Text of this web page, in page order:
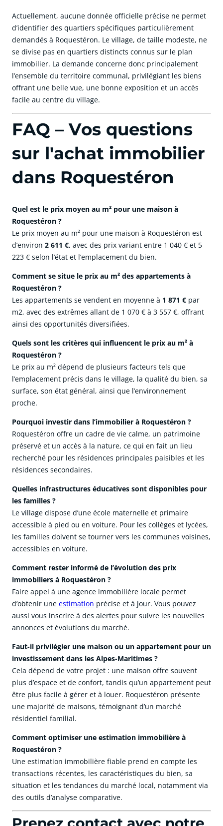
Actuellement, aucune donnée officielle précise ne permet
d’identifier des quartiers spécifiques particulièrement
demandés à Roquestéron. Le village, de taille modeste, ne
se divise pas en quartiers distincts connus sur le plan
immobilier. La demande concerne donc principalement
l’ensemble du territoire communal, privilégiant les biens
offrant une belle vue, une bonne exposition et un accès
facile au centre du village.
FAQ – Vos questions
sur l'achat immobilier
dans Roquestéron
Quel est le prix moyen au m² pour une maison à
Roquestéron ?
Le prix moyen au m² pour une maison à Roquestéron est
d’environ 2 611 €, avec des prix variant entre 1 040 € et 5
223 € selon l’état et l’emplacement du bien.
Comment se situe le prix au m² des appartements à
Roquestéron ?
Les appartements se vendent en moyenne à 1 871 € par
m2, avec des extrêmes allant de 1 070 € à 3 557 €, offrant
ainsi des opportunités diversifiées.
Quels sont les critères qui influencent le prix au m² à
Roquestéron ?
Le prix au m² dépend de plusieurs facteurs tels que
l’emplacement précis dans le village, la qualité du bien, sa
surface, son état général, ainsi que l’environnement
proche.
Pourquoi investir dans l’immobilier à Roquestéron ?
Roquestéron offre un cadre de vie calme, un patrimoine
préservé et un accès à la nature, ce qui en fait un lieu
recherché pour les résidences principales paisibles et les
résidences secondaires.
Quelles infrastructures éducatives sont disponibles pour
les familles ?
Le village dispose d’une école maternelle et primaire
accessible à pied ou en voiture. Pour les collèges et lycées,
les familles doivent se tourner vers les communes voisines,
accessibles en voiture.
Comment rester informé de l’évolution des prix
immobiliers à Roquestéron ?
Faire appel à une agence immobilière locale permet
d’obtenir une estimation précise et à jour. Vous pouvez
aussi vous inscrire à des alertes pour suivre les nouvelles
annonces et évolutions du marché.
Faut-il privilégier une maison ou un appartement pour un
investissement dans les Alpes-Maritimes ?
Cela dépend de votre projet : une maison offre souvent
plus d’espace et de confort, tandis qu’un appartement peut
être plus facile à gérer et à louer. Roquestéron présente
une majorité de maisons, témoignant d’un marché
résidentiel familial.
Comment optimiser une estimation immobilière à
Roquestéron ?
Une estimation immobilière fiable prend en compte les
transactions récentes, les caractéristiques du bien, sa
situation et les tendances du marché local, notamment via
des outils d’analyse comparative.